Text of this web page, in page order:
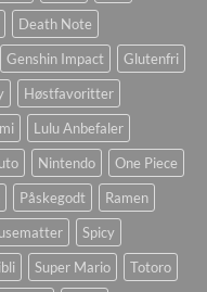
Death Note
Genshin Impact
Glutenfri
Høstfavoritter
Lulu Anbefaler
Nintendo
One Piece
Påskegodt
Ramen
Spicy
Super Mario
Totoro